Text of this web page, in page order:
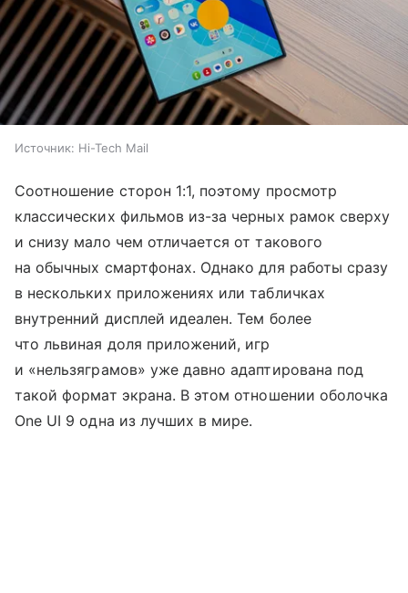
Источник: Hi-Tech Mail
Соотношение сторон 1:1, поэтому просмотр
классических фильмов из-за черных рамок сверху
и снизу мало чем отличается от такового
на обычных смартфонах. Однако для работы сразу
в нескольких приложениях или табличках
внутренний дисплей идеален. Тем более
что львиная доля приложений, игр
и «нельзяграмов» уже давно адаптирована под
такой формат экрана. В этом отношении оболочка
One UI 9 одна из лучших в мире.